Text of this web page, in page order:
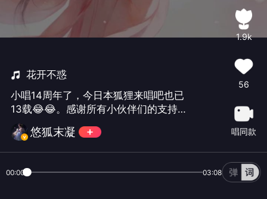
花开不惑
小唱14周年了，今日本狐狸来唱吧也已
13载😂😂。感谢所有小伙伴们的支持陪
伴。#刘珂矣##小唱生日🎂快乐#
悠狐末凝
1.9k
56
唱同款
00:00 03:08